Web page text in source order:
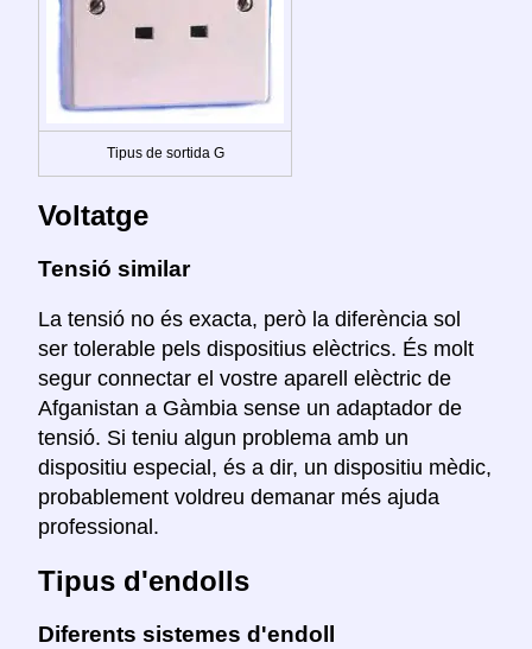
Tipus de sortida G
Voltatge
Tensió similar
La tensió no és exacta, però la diferència sol
ser tolerable pels dispositius elèctrics. És molt
segur connectar el vostre aparell elèctric de
Afganistan a Gàmbia sense un adaptador de
tensió. Si teniu algun problema amb un
dispositiu especial, és a dir, un dispositiu mèdic,
probablement voldreu demanar més ajuda
professional.
Tipus d'endolls
Diferents sistemes d'endoll